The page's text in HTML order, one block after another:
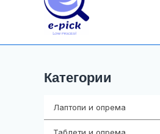
Категории
Лаптопи и опрема